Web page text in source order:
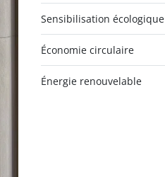
Sensibilisation écologique
Économie circulaire
Énergie renouvelable